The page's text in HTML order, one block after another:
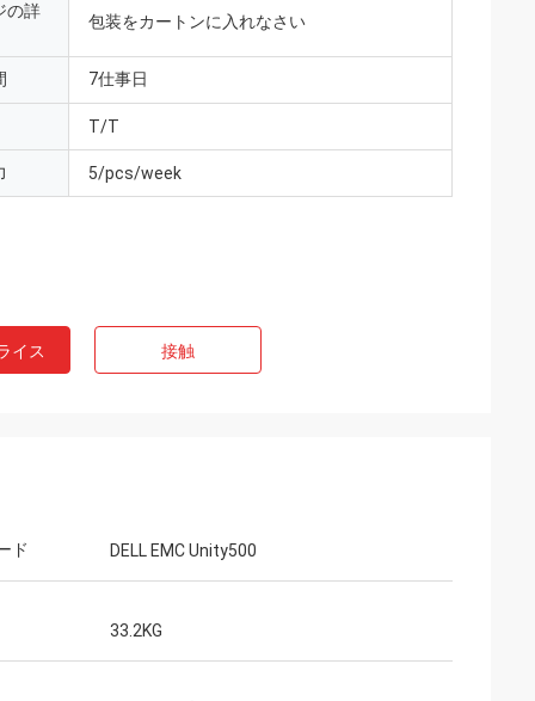
の詳
包装をカートンに入れなさい
7仕事日
T/T
5/pcs/week
イス 接触
ド DELL EMC Unity500
33.2KG